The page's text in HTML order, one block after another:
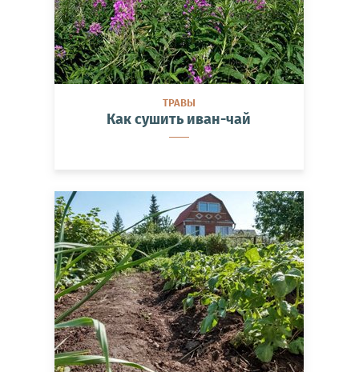
ТРАВЫ
Как сушить иван-чай